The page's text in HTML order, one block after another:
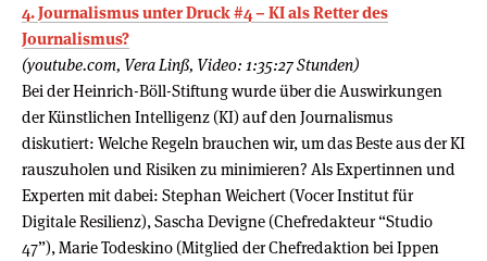
4. Journalismus unter Druck #4 – KI als Retter des
Journalismus?
(youtube.com, Vera Linß, Video: 1:35:27 Stunden)
Bei der Heinrich-Böll-Stiftung wurde über die Auswirkungen
der Künstlichen Intelligenz (KI) auf den Journalismus
diskutiert: Welche Regeln brauchen wir, um das Beste aus der KI
rauszuholen und Risiken zu minimieren? Als Expertinnen und
Experten mit dabei: Stephan Weichert (Vocer Institut für
Digitale Resilienz), Sascha Devigne (Chefredakteur “Studio
47”), Marie Todeskino (Mitglied der Chefredaktion bei Ippen